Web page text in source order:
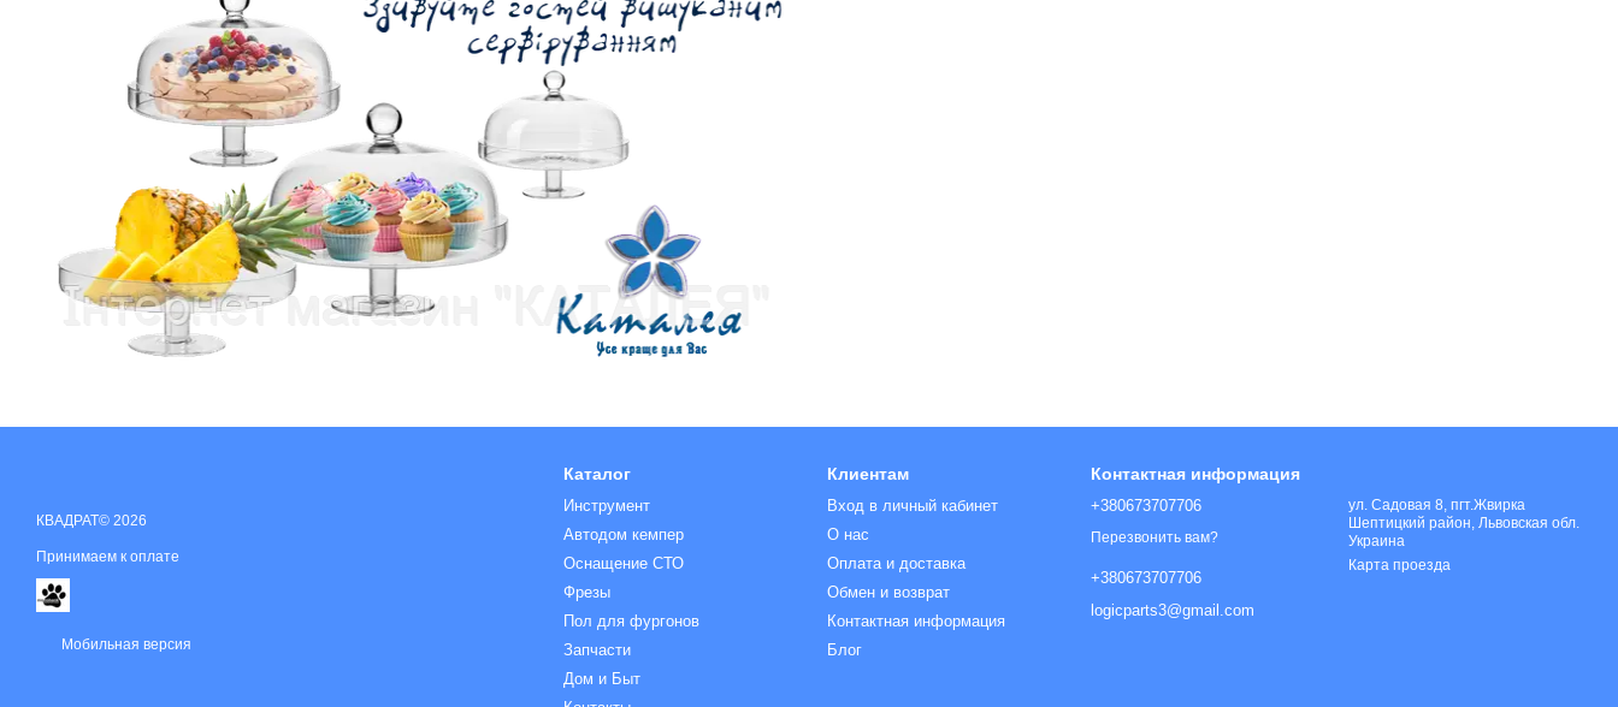
КВАДРАТ© 2026
Принимаем к оплате
Мобильная версия
Каталог
Инструмент
Автодом кемпер
Оснащение СТО
Фрезы
Пол для фургонов
Запчасти
Дом и Быт
Клиентам
Вход в личный кабинет
О нас
Оплата и доставка
Обмен и возврат
Контактная информация
Блог
Контактная информация
+380673707706
Перезвонить вам?
+380673707706
logicparts3@gmail.com
ул. Садовая 8, пгт.Жвирка
Шептицкий район, Львовская обл.
Украина
Карта проезда